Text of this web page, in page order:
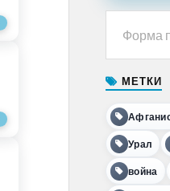
МЕТКИ
Урал
война